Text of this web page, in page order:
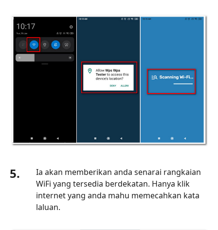
Kata
Laluan
WiFi
pada
tentang
Cara
Kata
Laluan
WiFi
5.
Ia akan memberikan anda senarai rangkaian
WiFi yang tersedia berdekatan. Hanya klik
internet yang anda mahu memecahkan kata
laluan.